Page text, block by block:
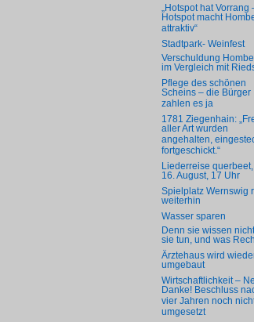
„Hotspot hat Vorrang
Hotspot macht
attraktiv“
Stadtpark- Weinfest
Verschuldung
im Vergleich mit
Pflege des schönen
Scheins – die Bürger
zahlen es ja
1781 Ziegenhain:
aller Art wurden
angehalten,
fortgeschickt.“
Liederreise querbeet,
16. August, 17 Uhr
Spielplatz Wernswig
weiterhin
Wasser sparen
Denn sie wissen
sie tun, und was
Ärztehaus wird
umgebaut
Wirtschaftlichkeit –
Danke! Beschluss
vier Jahren noch
umgesetzt